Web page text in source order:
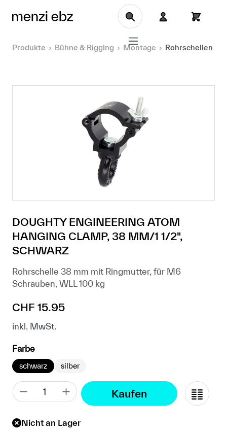
Zum Hauptinhalt springen
Produkte Bühne & Rigging Montage Rohrschellen
DOUGHTY ENGINEERING ATOM
HANGING CLAMP, 38 MM/1 1/2",
SCHWARZ
Rohrschelle 38 mm mit Ringmutter, für M6
Schrauben, WLL 100 kg
Regulärer Preis:
CHF 15.95
inkl. MwSt.
Farbeauswählen
schwarz silber
Kaufen
Nicht an Lager